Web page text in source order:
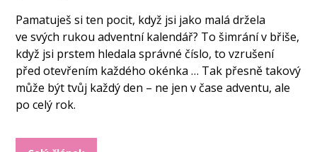
Pamatuješ si ten pocit, když jsi jako malá držela
ve svých rukou adventní kalendář? To šimrání v břiše,
když jsi prstem hledala správné číslo, to vzrušení
před otevřením každého okénka … Tak přesně takový
může být tvůj každý den – ne jen v čase adventu, ale
po celý rok.